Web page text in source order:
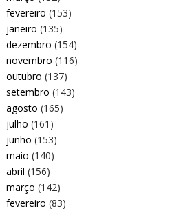
fevereiro (153)
janeiro (135)
dezembro (154)
novembro (116)
outubro (137)
setembro (143)
agosto (165)
julho (161)
junho (153)
maio (140)
abril (156)
março (142)
fevereiro (83)